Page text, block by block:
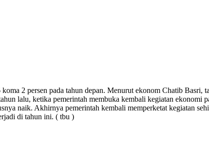
2 persen pada tahun depan. Menurut ekonom Chatib
lalu, ketika pemerintah membuka kembali kegiatan
naik. Akhirnya pemerintah kembali memperketat kegiatan
di tahun ini. ( tbu )